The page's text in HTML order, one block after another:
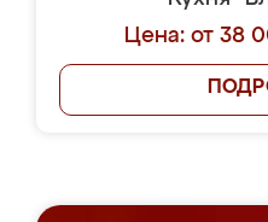
Цена: от 38